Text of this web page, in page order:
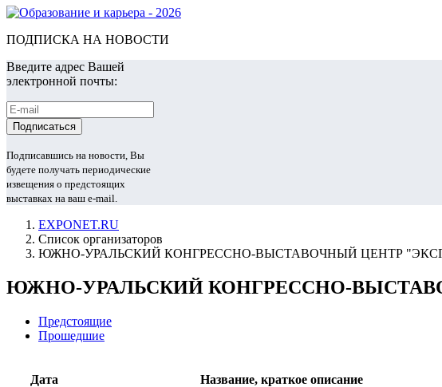
ПОДПИСКА НА НОВОСТИ
Введите адрес Вашей
электронной почты:
Подписавшись на новости, Вы
будете получать периодические
извещения о предстоящих
выставках на ваш e-mail.
EXPONET.RU
Список организаторов
ЮЖНО-УРАЛЬСКИЙ КОНГРЕССНО-ВЫСТАВОЧНЫЙ ЦЕНТР
ЮЖНО-УРАЛЬСКИЙ КОНГРЕССНО-
Предстоящие
Прошедшие
Дата Название, краткое описание